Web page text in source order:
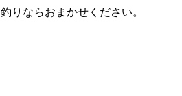
りならおまかせください。